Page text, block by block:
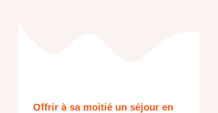
Offrir à sa moitié un séjour en